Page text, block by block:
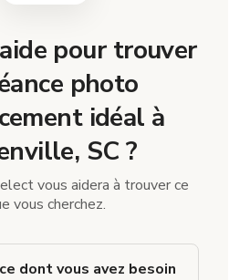
pour trouver
photo
idéal à
SC ?
vous aidera à trouver ce
vous cherchez.
dont vous avez besoin